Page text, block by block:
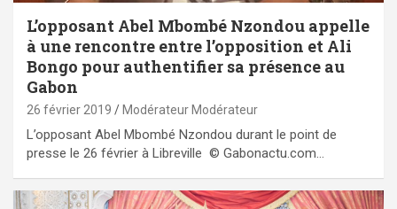
L’opposant Abel Mbombé Nzondou appelle
à une rencontre entre l’opposition et Ali
Bongo pour authentifier sa présence au
Gabon
26 février 2019 Modérateur Modérateur
L’opposant Abel Mbombé Nzondou durant le point de
presse le 26 février à Libreville © Gabonactu.com…